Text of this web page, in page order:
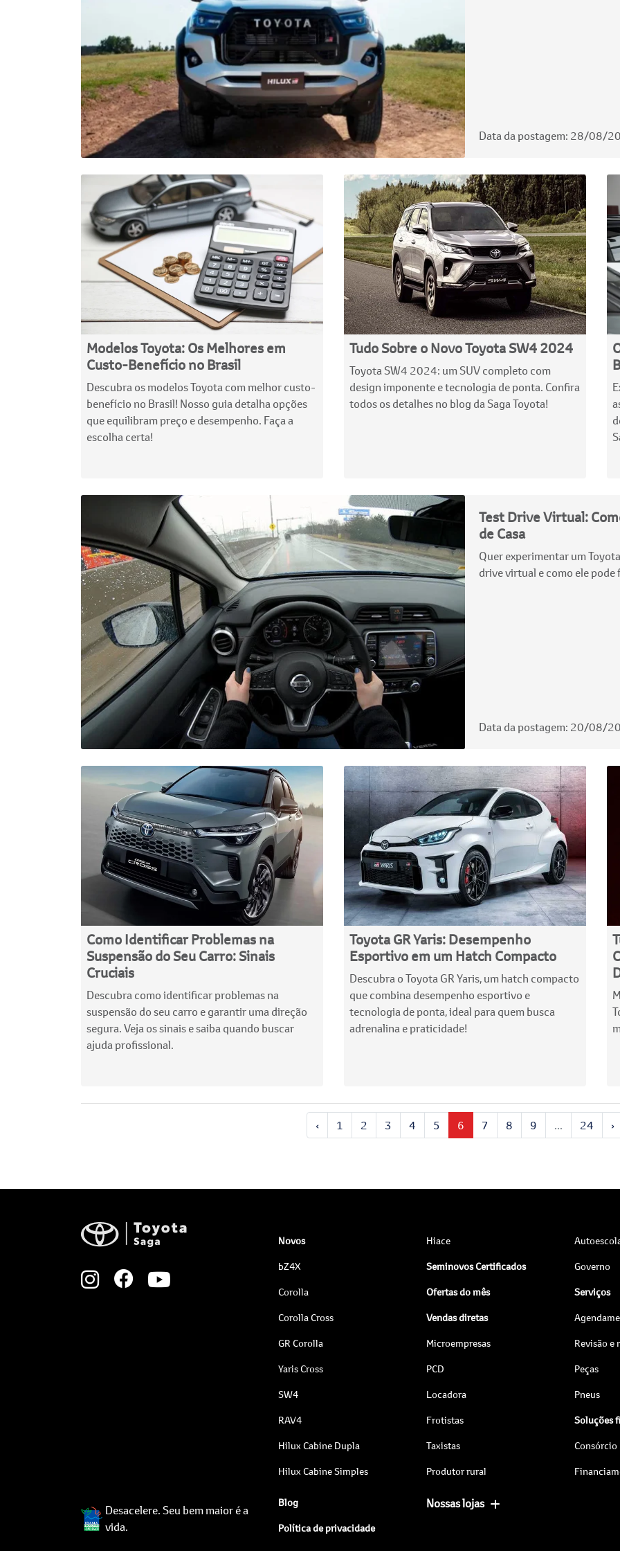
Data da postagem: 28/08/
Modelos Toyota: Os Melhores em
Custo-Benefício no Brasil
Descubra os modelos Toyota com melhor custo-
benefício no Brasil! Nosso guia detalha opções
que equilibram preço e desempenho. Faça a
escolha certa!
Tudo Sobre o Novo Toyota SW4 2024
Toyota SW4 2024: um SUV completo com
design imponente e tecnologia de ponta. Confira
todos os detalhes no blog da Saga Toyota!
Test Drive Virtual:
de Casa
Quer experimentar um
drive virtual e como ele
Data da postagem: 20/08/
Como Identificar Problemas na
Suspensão do Seu Carro: Sinais
Cruciais
Descubra como identificar problemas na
suspensão do seu carro e garantir uma direção
segura. Veja os sinais e saiba quando buscar
ajuda profissional.
Toyota GR Yaris: Desempenho
Esportivo em um Hatch Compacto
Descubra o Toyota GR Yaris, um hatch compacto
que combina desempenho esportivo e
tecnologia de ponta, ideal para quem busca
adrenalina e praticidade!
‹ 1 2 3 4 5 6 7 8 9 ... 24 ›
Desacelere. Seu bem maior é a
vida.
Novos
bZ4X
Corolla
Corolla Cross
GR Corolla
Yaris Cross
SW4
RAV4
Hilux Cabine Dupla
Hilux Cabine Simples
Hiace
Seminovos Certificados
Ofertas do mês
Vendas diretas
Microempresas
PCD
Locadora
Frotistas
Taxistas
Produtor rural
Governo
Serviços
Revisão e
Peças
Pneus
Soluções
Consórcio
Blog
Política de privacidade
Nossas lojas